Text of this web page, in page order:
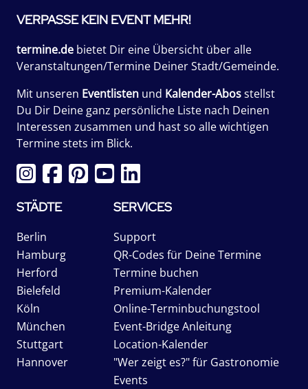
VERPASSE KEIN EVENT MEHR!
termine.de bietet Dir eine Übersicht über alle
Veranstaltungen/Termine Deiner Stadt/Gemeinde.
Mit unseren Eventlisten und Kalender-Abosstellst
Du Dir Deine ganz persönliche Liste nach Deinen
Interessen zusammen und hast so alle wichtigen
Termine stets im Blick.
STÄDTE
Berlin
Hamburg
Herford
Bielefeld
Köln
München
Stuttgart
Hannover
SERVICES
Support
QR-Codes für Deine Termine
Termine buchen
Premium-Kalender
Online-Terminbuchungstool
Event-Bridge Anleitung
Location-Kalender
"Wer zeigt es?" für Gastronomie
Events